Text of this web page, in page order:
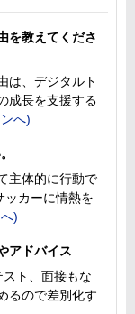
を教えてくださ
は、デジタルト
成長を支援する
主体的に行動で
ッカーに情熱を
アドバイス
ト、面接もな
るので差別化す